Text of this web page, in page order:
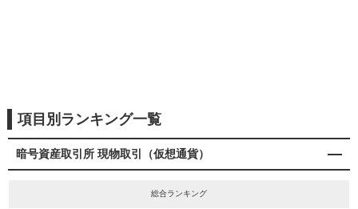
項目別ランキング一覧
暗号資産取引所 現物取引（仮想通貨）
総合ランキング